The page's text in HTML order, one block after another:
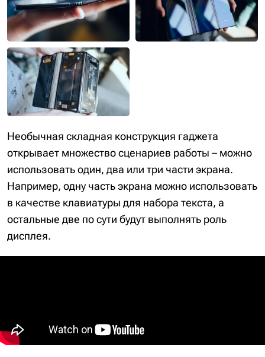
Необычная складная конструкция гаджета
открывает множество сценариев работы – можно
использовать один, два или три части экрана.
Например, одну часть экрана можно использовать
в качестве клавиатуры для набора текста, а
остальные две по сути будут выполнять роль
дисплея.